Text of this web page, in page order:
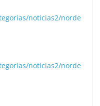
noticias2/norde
noticias2/norde